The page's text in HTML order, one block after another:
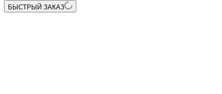
БЫСТРЫЙ ЗАКАЗ